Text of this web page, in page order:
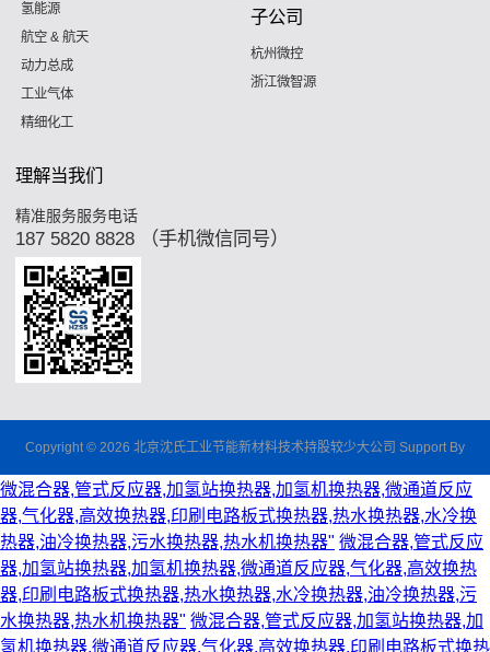
氢能源
航空 & 航天
动力总成
工业气体
精细化工
子公司
杭州微控
浙江微智源
理解当我们
精准服务服务电话
187 5820 8828 （手机微信同号）
Copyright © 2026 北京沈氏工业节能新材料技术持股较少大公司 Support By
微混合器,管式反应器,加氢站换热器,加氢机换热器,微通道反应
器,气化器,高效换热器,印刷电路板式换热器,热水换热器,水冷换
热器,油冷换热器,污水换热器,热水机换热器" 微混合器,管式反应
器,加氢站换热器,加氢机换热器,微通道反应器,气化器,高效换热
器,印刷电路板式换热器,热水换热器,水冷换热器,油冷换热器,污
水换热器,热水机换热器" 微混合器,管式反应器,加氢站换热器,加
氢机换热器,微通道反应器,气化器,高效换热器,印刷电路板式换热